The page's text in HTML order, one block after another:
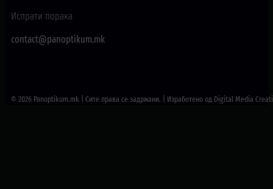
Испрати порака
contact@panoptikum.mk
© 2026 Panoptikum.mk | Сите права се задржани. | Изработено од Digital Media